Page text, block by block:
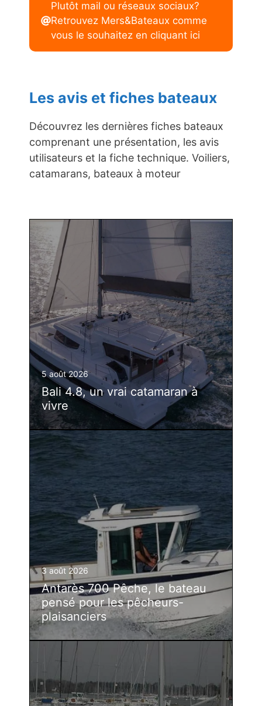
Plutôt mail ou réseaux sociaux?
Retrouvez Mers&Bateaux comme
vous le souhaitez en cliquant ici
Les avis et fiches bateaux
Découvrez les dernières fiches bateaux
comprenant une présentation, les avis
utilisateurs et la fiche technique. Voiliers,
catamarans, bateaux à moteur
5 août 2026
Bali 4.8, un vrai catamaran à
vivre
3 août 2026
Antarès 700 Pêche, le bateau
pensé pour les pêcheurs-
plaisanciers